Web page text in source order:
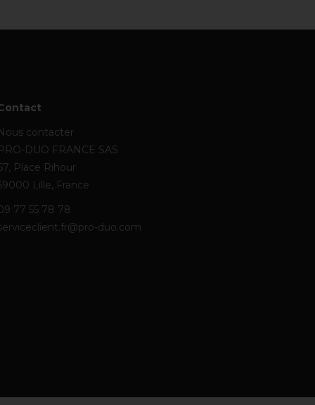
contacter
DUO FRANCE SAS
Place Rihour
Lille, France
77 55 78 78
duo.com